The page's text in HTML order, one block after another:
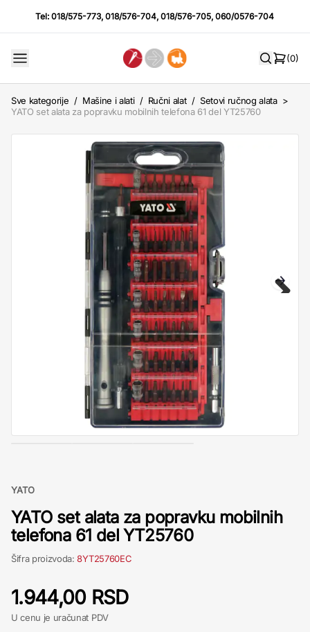
Tel:018/575-773,018/576-704,018/576-705,060/0576-704
(0)
Sve kategorije / Mašine i alati / Ručni alat / Setovi ručnog alata >
YATO set alata za popravku mobilnih telefona 61 del YT25760
YATO
YATO set alata za popravku mobilnih
telefona 61 del YT25760
Šifra proizvoda:8YT25760EC
1.944,00 RSD
U cenu je uračunat PDV